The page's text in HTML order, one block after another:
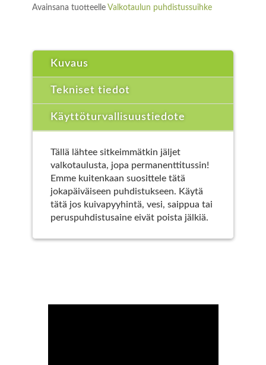
Avainsana tuotteelle Valkotaulun puhdistussuihke
Kuvaus
Tekniset tiedot
Käyttöturvallisuustiedote
Tällä lähtee sitkeimmätkin jäljet
valkotaulusta, jopa permanenttitussin!
Emme kuitenkaan suosittele tätä
jokapäiväiseen puhdistukseen. Käytä
tätä jos kuivapyyhintä, vesi, saippua tai
peruspuhdistusaine eivät poista jälkiä.